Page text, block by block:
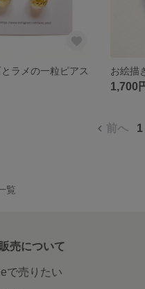
ラメの一粒ピアス
1,700
前へ 1
覧
売について
で売りたい